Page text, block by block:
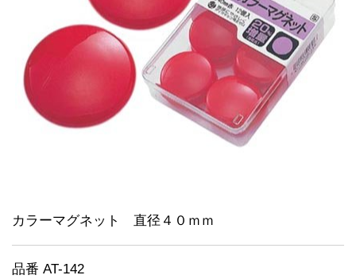
カラーマグネット 直径４０ｍｍ
品番 AT-142